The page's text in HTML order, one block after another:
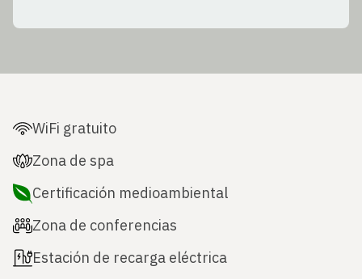
WiFi gratuito
Zona de spa
Certificación medioambiental
Zona de conferencias
Estación de recarga eléctrica